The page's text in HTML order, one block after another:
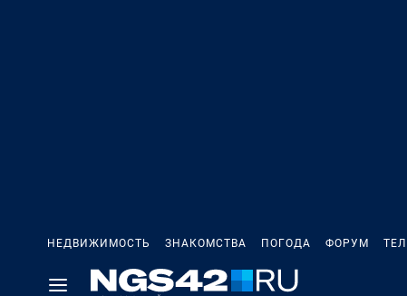
НЕДВИЖИМОСТЬ ЗНАКОМСТВА ПОГОДА ФОРУМ